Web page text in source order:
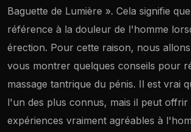
Baguette de Lumière ». Cela signifie
référence à la douleur de l'homme
érection. Pour cette raison, nous allons
vous montrer quelques conseils pour
massage tantrique du pénis. Il est vrai
l'un des plus connus, mais il peut offrir
expériences vraiment agréables à